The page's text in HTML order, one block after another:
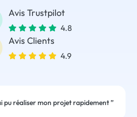
Avis Trustpilot
4.8
Avis Clients
4.9
pu réaliser mon projet rapidement”